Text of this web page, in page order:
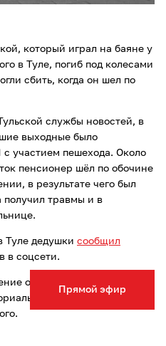
Прямой эфир
который играл на баяне у
в Туле, погиб под колесами
сбить, когда он шел по
службы новостей, в
выходные было
участием пешехода. Около
пенсионер шёл по обочине
в результате чего был
травмы и в
Туле дедушки сообщил
в соцсети.
об увековечивании
таблички у